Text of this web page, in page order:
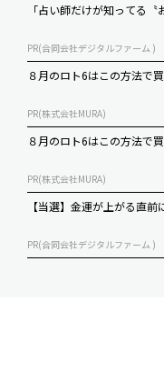
「占い師だけが知ってる
PR(合同会社デジタルファーム )
８月のロト6はこの方法で
PR(株式会社MURA)
８月のロト6はこの方法で
PR(株式会社MURA)
【当選】金運が上がる直前
PR(合同会社デジタルファーム )